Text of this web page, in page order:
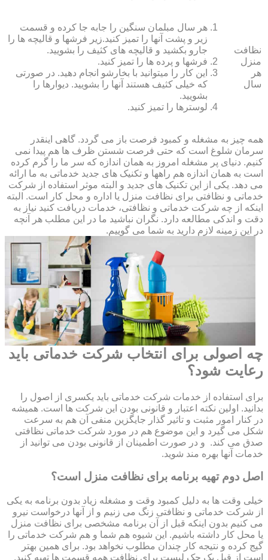
نظافت
منزل
هر
سال
هر سال مبلمان سنگین را جابه جا کرده و قسمت
زیر و پشت آنها را تمیز کنید.زیر فرش‏ها و قالیچه‏ ها را
جارو بکشید و قالیچه‏ های کثیف را بشویید.
فرش‏ها و پرده ‏ها را تمیز کنید.
این کار را می‏توانید با بخارشو انجام دهید. در صورتی
که خیلی کثیف هستند آنها را بشویید. دیوارها را
بشویید.
لوسترها را تمیز کنید.
همه چیز به مشغله و کمبود فرصت باز می گردد. گاهی اینقدر
سرمان شلوغ است که حتی فرصت شستن ظرف ها هم پیدا نمی
کنیم. دنیای پر مشغله امروز به همان اندازه که سر ما را گرم کرده
است به همان اندازه هم راهها و تکنیک های جدید خدماتی به ما ارائه
می دهد. یکی از این تکنیک های جدید و البته موثر استفاده از شرکت
خدماتی و نظافتی برای نظافت منزل یا اداره و محل کار است. البته
اینکه از چه شرکت خدماتی و نظافتی، خدمات دریافت کنید نیاز به
دقت و اندکی مطالعه دارد. نگران نباشید ما در این مطلب هر آنچه
در این زمینه لازم دارید به شما می گوییم.
چه اصولی برای انتخاب شرکت خدماتی باید
رعایت شود؟
برای استفاده از خدمات شرکت خدماتی باید یکسری از اصول را
بدانید. اولین نکته اعتبار و قانونی بودن این شرکت ها است. همیشه
در کنار امور مثبت و تاثیر گذار جایگزین منفی آن هم به سرعت
شکل می گیرد و این موضوع هم در مورد شرکت خدماتی نظافتی
صدق می کند. و در صورت اطمینان از قانونی بودن می توانید از
خدمات آنها بهره مند شوید.
اصل دوم تهیه برنامه برای نظافت منزل است؟
خیلی وقت ها به دلیل کمبود وقت و مشغله زیاد بدون برنامه به یکی
از شرکت خدماتی و نظافتی زنگ می زنیم و از آنها درخواست نیرو
می کنیم بدون اینکه قبل از آن برنامه مشخصی برای نظافت منزل
یا محل کار داشته باشیم. این شیوه هم شما و هم شرکت خدماتی را
گیج کرده و نتیجه کار چندان مطلوب نخواهد بود. برای همین بهتر
است از قبل یک چک لیست برای نظافت همه قسمت ها تهیه کنید.